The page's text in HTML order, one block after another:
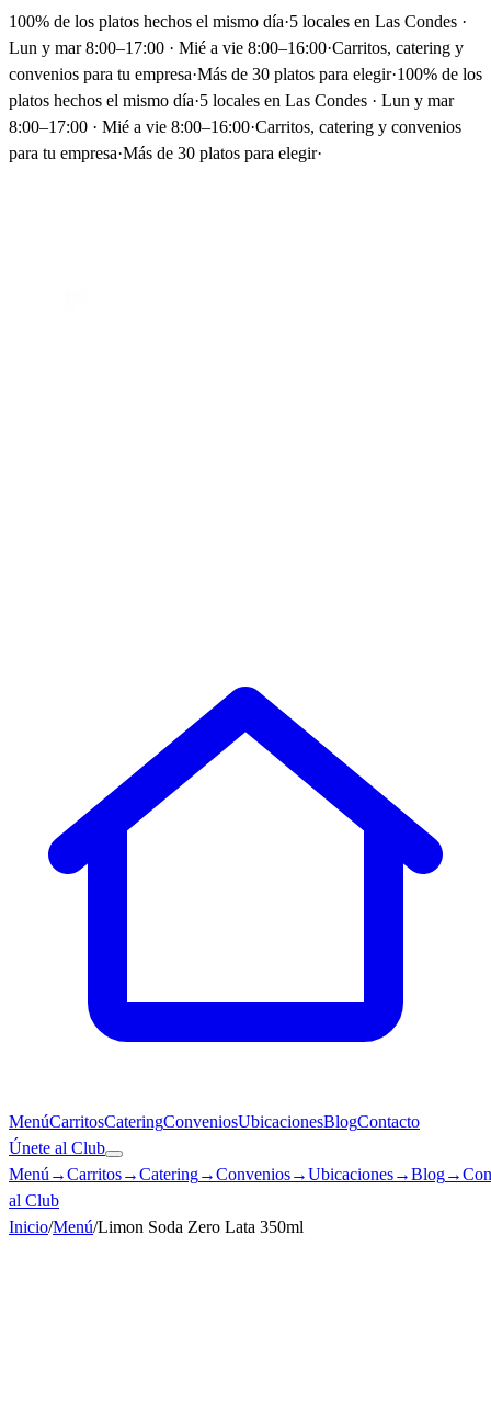
100% de los platos hechos el mismo día·5 locales en Las Condes ·
Lun y mar 8:00–17:00 · Mié a vie 8:00–16:00·Carritos, catering y
convenios para tu empresa·Más de 30 platos para elegir·100% de los
platos hechos el mismo día·5 locales en Las Condes · Lun y mar
8:00–17:00 · Mié a vie 8:00–16:00·Carritos, catering y convenios
para tu empresa·Más de 30 platos para elegir·
MenúCarritosCateringConveniosUbicacionesBlogContacto
Únete al Club
Menú →Carritos→Catering→Convenios→Ubicaciones→Blog→
al Club
Inicio/Menú/Limon Soda Zero Lata 350ml